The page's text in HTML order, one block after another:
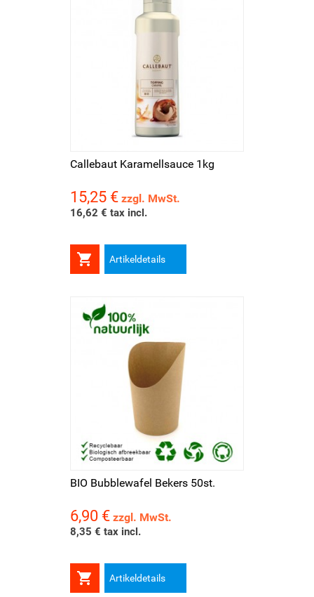
Callebaut Karamellsauce 1kg
Preis
15,25 € zzgl. MwSt.
16,62 € tax incl.
 Artikeldetails
BIO Bubblewafel Bekers 50st.
Preis
6,90 € zzgl. MwSt.
8,35 € tax incl.
 Artikeldetails